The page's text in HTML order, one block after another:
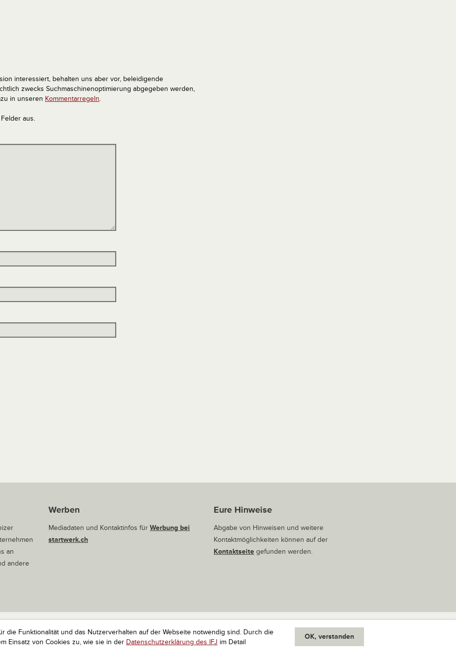
die Funktionalität und das Nutzerverhalten auf der Webseite notwendig sind. Durch die
Einsatz von Cookies zu, wie sie in der Datenschutzerklärung des IFJ im Detail
OK, verstanden
interessiert, behalten uns aber vor, beleidigende
zwecks Suchmaschinenoptimierung abgegeben werden,
in unseren Kommentarregeln.
aus.
an
andere
Werben
Mediadaten und Kontaktinfos für Werbung bei
startwerk.ch
Eure Hinweise
Abgabe von Hinweisen und weitere
Kontaktmöglichkeiten können auf der
Kontaktseitegefunden werden.
Startups. Alle Rechte vorbehalten. Impressum Kontakt nach oben